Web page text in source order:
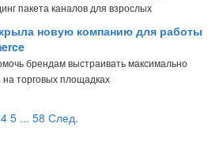
пакета каналов для взрослых
новую компанию для работы
брендам выстраивать максимально
торговых площадках
4 5 ... 58 След.